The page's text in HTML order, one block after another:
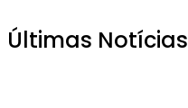
Últimas Notícias